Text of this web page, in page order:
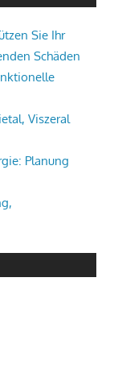
Sie Ihr
Schäden
Viszeral
Planung